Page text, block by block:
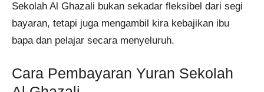
Sekolah Al Ghazali bukan sekadar fleksibel dari segi
bayaran, tetapi juga mengambil kira kebajikan ibu
bapa dan pelajar secara menyeluruh.
Cara Pembayaran Yuran Sekolah